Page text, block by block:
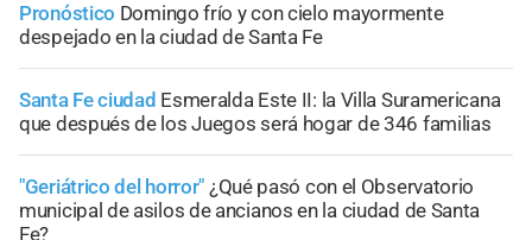
Pronóstico Domingo frío y con cielo mayormente
despejado en la ciudad de Santa Fe
Santa Fe ciudad Esmeralda Este II: la Villa Suramericana
que después de los Juegos será hogar de 346 familias
"Geriátrico del horror" ¿Qué pasó con el Observatorio
municipal de asilos de ancianos en la ciudad de Santa
Fe?